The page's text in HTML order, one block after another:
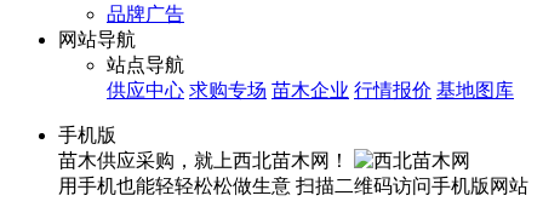
品牌广告
网站导航
站点导航
供应中心 求购专场 苗木企业 行情报价 基地图库
手机版
苗木供应采购，就上西北苗木网！
用手机也能轻轻松松做生意 扫描二维码访问手机版网站